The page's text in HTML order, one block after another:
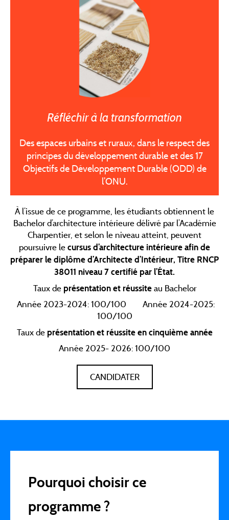
Réfléchir à la transformation
Des espaces urbains et ruraux, dans le respect des
principes du développement durable et des 17
Objectifs de Développement Durable (ODD) de
l’ONU.
À l’issue de ce programme, les étudiants obtiennent le
Bachelor d’architecture intérieure délivré par l’Académie
Charpentier, et selon le niveau atteint, peuvent
poursuivre lecursus d’architecture intérieure afin de
préparer le diplôme d’Architecte d’Intérieur, Titre RNCP
38011 niveau 7 certifié par l’État.
Taux de présentation et réussiteau Bachelor
Année 2023-2024: 100/100 Année 2024-2025:
100/100
Taux de présentation et réussite en cinquième année
Année 2025- 2026: 100/100
CANDIDATER
Pourquoi choisir ce
programme ?